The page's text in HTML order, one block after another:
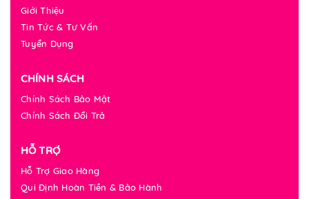
Giới Thiệu
Tin Tức & Tư Vấn
Tuyển Dụng
CHÍNH SÁCH
Chính Sách Bảo Mật
Chính Sách Đổi Trả
HỖ TRỢ
Hỗ Trợ Giao Hàng
Qui Định Hoàn Tiền & Bảo Hành